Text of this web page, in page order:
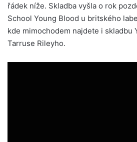
řádek níže. Skladba vyšla o rok
School Young Blood u britského
kde mimochodem najdete i skladbu
Tarruse Rileyho.